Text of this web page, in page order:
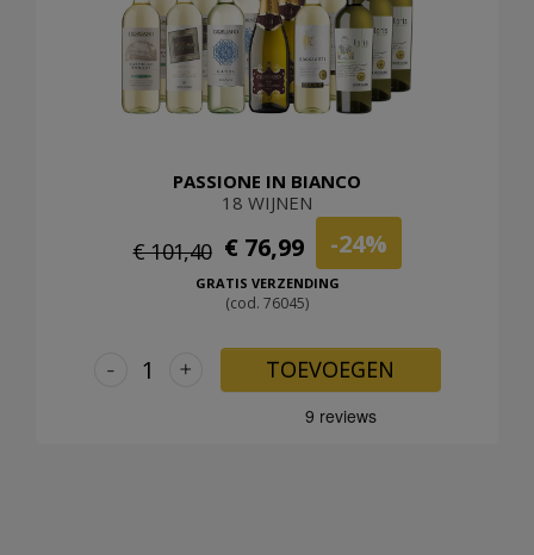
PASSIONE IN BIANCO
18 WIJNEN
€ 101,40 € 76,99 -24%
GRATIS VERZENDING
(cod. 76045)
+
- TOEVOEGEN